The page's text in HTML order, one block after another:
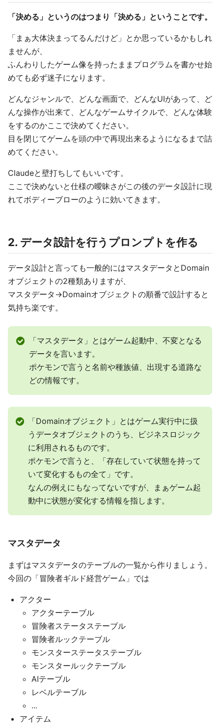
「決める」というのはつまり「決める」ということです。
「まぁ大体決まってるんだけど」とか思っているかもしれ
ませんが、
ふんわりしたゲーム像を持ったままプログラムを書かせ始
めても必ず迷子になります。
どんなジャンルで、どんな画面で、どんなUIがあって、ど
んな操作が出来て、どんなゲームサイクルで、どんな体験
をするのかここで決めてください。
目を閉じてゲームを頭の中で再現出来るようになるまで詰
めてください。
Claudeと壁打ちしてもいいです。
ここで決めないと仕様の曖昧さがこの後のデータ設計に現
れてボディーブローのように効いてきます。
2. データ設計を行うプロンプトを作る
データ設計と言っても一般的にはマスタデータとDomain
オブジェクトの2種類ありますが、
マスタデータ→Domainオブジェクトの順番で設計すると
気持ち楽です。
「マスタデータ」とはゲーム起動中、不変となる
データを言います。
ポケモンで言うと名前や種族値、出現する道路な
どの情報です。
「Domainオブジェクト」とはゲーム実行中に扱
うデータオブジェクトのうち、ビジネスロジック
に利用されるものです。
ポケモンで言うと、「存在していて状態を持って
いて変化するもの全て」です。
なんの例えにもなってないですが、まぁゲーム起
動中に状態が変化する情報を指します。
マスタデータ
まずはマスタデータのテーブルの一覧から作りましょう。
今回の「冒険者ギルド経営ゲーム」では
アクター
アクターテーブル
冒険者ステータステーブル
冒険者ルックテーブル
モンスターステータステーブル
モンスタールックテーブル
AIテーブル
レベルテーブル
...
アイテム